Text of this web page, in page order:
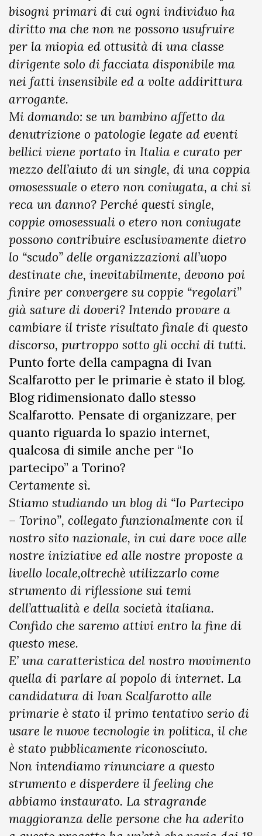
bisogni primari di cui ogni individuo ha
diritto ma che non ne possono usufruire
per la miopia ed ottusità di una classe
dirigente solo di facciata disponibile ma
nei fatti insensibile ed a volte addirittura
arrogante.
Mi domando: se un bambino affetto da
denutrizione o patologie legate ad eventi
bellici viene portato in Italia e curato per
mezzo dell’aiuto di un single, di una coppia
omosessuale o etero non coniugata, a chi si
reca un danno? Perché questi single,
coppie omosessuali o etero non coniugate
possono contribuire esclusivamente dietro
lo “scudo” delle organizzazioni all’uopo
destinate che, inevitabilmente, devono poi
finire per convergere su coppie “regolari”
già sature di doveri? Intendo provare a
cambiare il triste risultato finale di questo
discorso, purtroppo sotto gli occhi di tutti.
Punto forte della campagna di Ivan
Scalfarotto per le primarie è stato il blog.
Blog ridimensionato dallo stesso
Scalfarotto. Pensate di organizzare, per
quanto riguarda lo spazio internet,
qualcosa di simile anche per “Io
partecipo” a Torino?
Certamente sì.
Stiamo studiando un blog di “Io Partecipo
– Torino”, collegato funzionalmente con il
nostro sito nazionale, in cui dare voce alle
nostre iniziative ed alle nostre proposte a
livello locale,oltrechè utilizzarlo come
strumento di riflessione sui temi
dell’attualità e della società italiana.
Confido che saremo attivi entro la fine di
questo mese.
E’ una caratteristica del nostro movimento
quella di parlare al popolo di internet. La
candidatura di Ivan Scalfarotto alle
primarie è stato il primo tentativo serio di
usare le nuove tecnologie in politica, il che
è stato pubblicamente riconosciuto.
Non intendiamo rinunciare a questo
strumento e disperdere il feeling che
abbiamo instaurato. La stragrande
maggioranza delle persone che ha aderito